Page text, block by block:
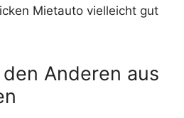
Mietauto vielleicht gut
Anderen aus